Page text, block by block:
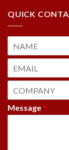
QUICK
Message *